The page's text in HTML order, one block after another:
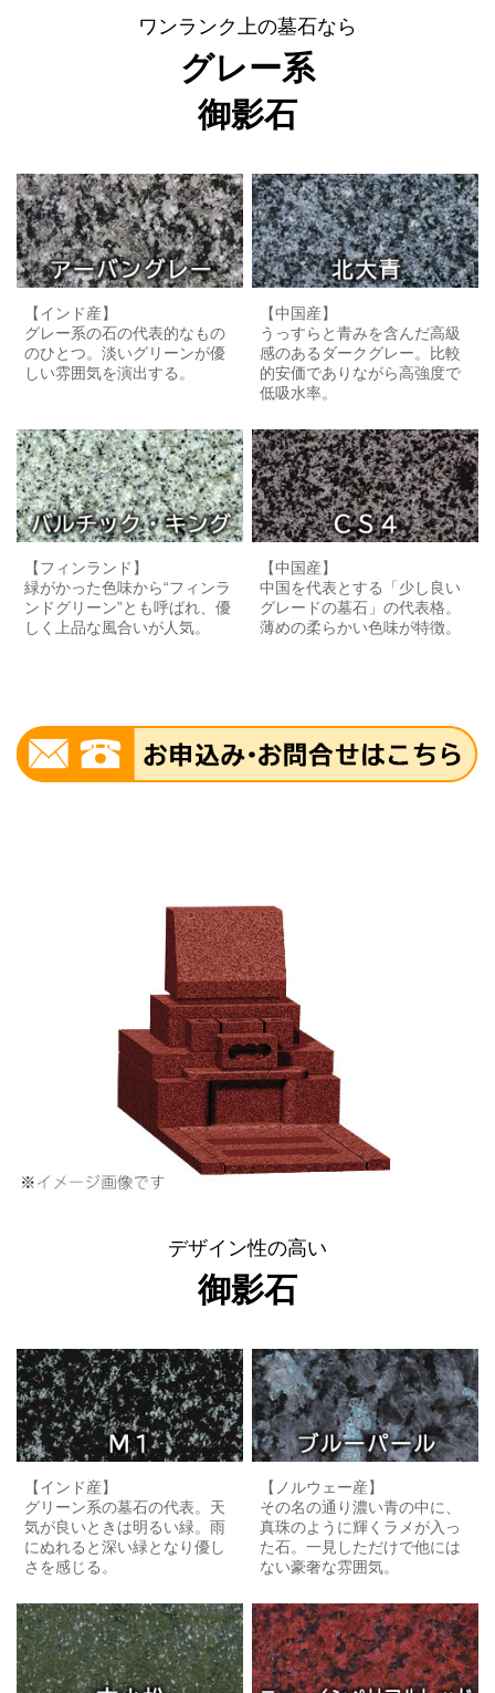
ワンランク上の墓石なら
グレー系
御影石
【インド産】
グレー系の石の代表的なもの
のひとつ。淡いグリーンが優
しい雰囲気を演出する。
【中国産】
うっすらと青みを含んだ高級
感のあるダークグレー。比較
的安価でありながら高強度で
低吸水率。
【フィンランド】
緑がかった色味から“フィンラ
ンドグリーン”とも呼ばれ、優
しく上品な風合いが人気。
【中国産】
中国を代表とする「少し良い
グレードの墓石」の代表格。
薄めの柔らかい色味が特徴。
デザイン性の高い
御影石
【インド産】
グリーン系の墓石の代表。天
気が良いときは明るい緑。雨
にぬれると深い緑となり優し
さを感じる。
【ノルウェー産】
その名の通り濃い青の中に、
真珠のように輝くラメが入っ
た石。一見しただけで他には
ない豪奢な雰囲気。